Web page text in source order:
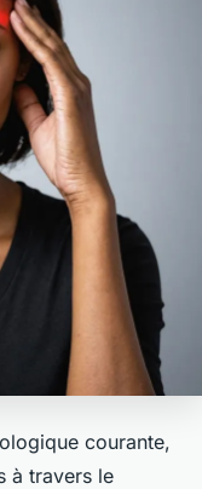
courante,
à travers le